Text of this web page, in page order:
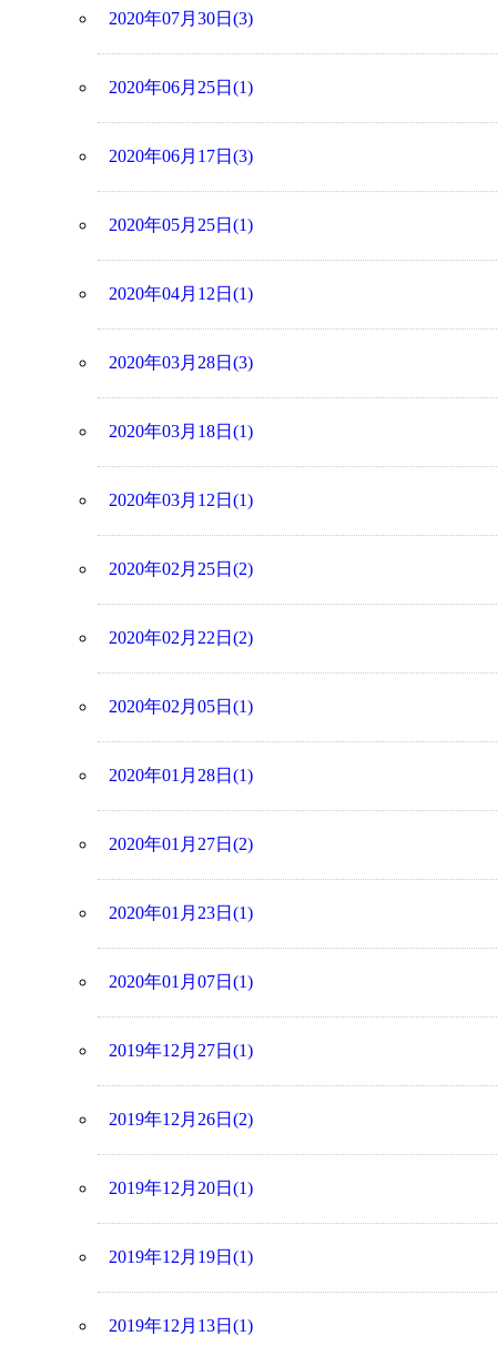
2020年07月30日(3)
2020年06月25日(1)
2020年06月17日(3)
2020年05月25日(1)
2020年04月12日(1)
2020年03月28日(3)
2020年03月18日(1)
2020年03月12日(1)
2020年02月25日(2)
2020年02月22日(2)
2020年02月05日(1)
2020年01月28日(1)
2020年01月27日(2)
2020年01月23日(1)
2020年01月07日(1)
2019年12月27日(1)
2019年12月26日(2)
2019年12月20日(1)
2019年12月19日(1)
2019年12月13日(1)